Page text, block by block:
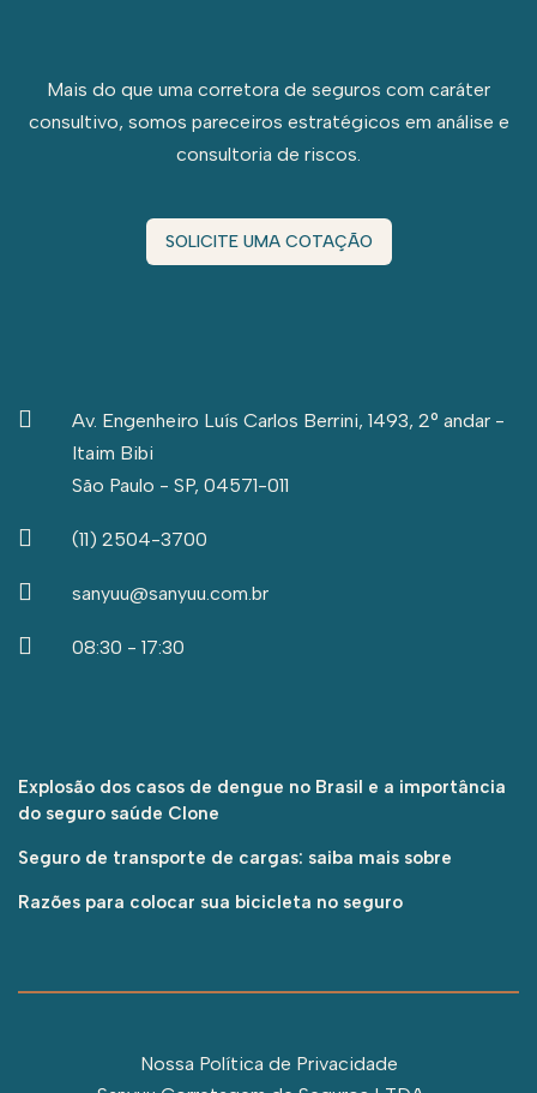
Mais do que uma corretora de seguros com caráter
consultivo, somos pareceiros estratégicos em análise e
consultoria de riscos.
SOLICITE UMA COTAÇÃO
Av. Engenheiro Luís Carlos Berrini, 1493, 2° andar -
Itaim Bibi
São Paulo - SP, 04571-011
(11) 2504-3700
sanyuu@sanyuu.com.br
08:30 - 17:30
Explosão dos casos de dengue no Brasil e a importância
do seguro saúde Clone
Seguro de transporte de cargas: saiba mais sobre
Razões para colocar sua bicicleta no seguro
Nossa Política de Privacidade